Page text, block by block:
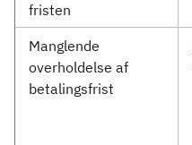
fristen
Manglende
overholdelse af
betalingsfrist